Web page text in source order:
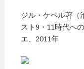
ジル・ケペル著
スト9・11時代へ
エ、2011年